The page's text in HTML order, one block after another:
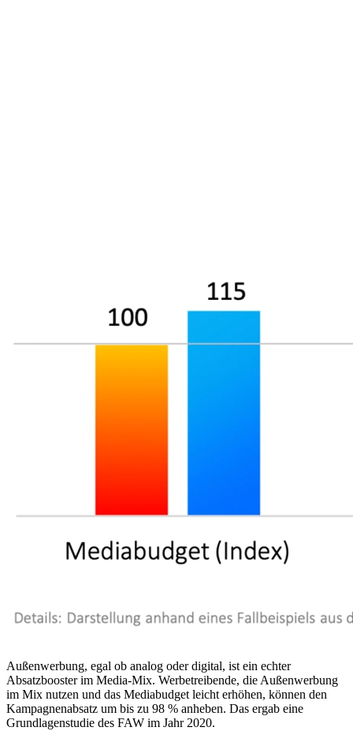
Außenwerbung, egal ob analog oder digital, ist ein echter
Absatzbooster im Media-Mix. Werbetreibende, die Außenwerbung
im Mix nutzen und das Mediabudget leicht erhöhen, können den
Kampagnenabsatz um bis zu 98 % anheben. Das ergab eine
Grundlagenstudie des FAW im Jahr 2020.